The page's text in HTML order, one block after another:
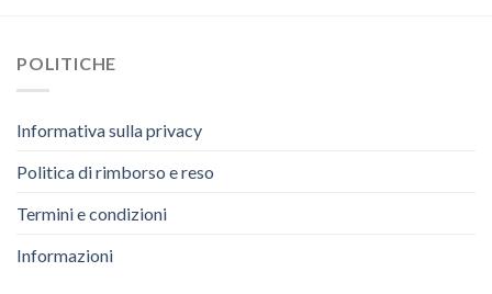
POLITICHE
Informativa sulla privacy
Politica di rimborso e reso
Termini e condizioni
Informazioni